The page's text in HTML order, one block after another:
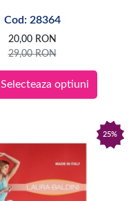
Cod: 28364
20,00 RON
29,00RON
Selecteaza optiuni
25%